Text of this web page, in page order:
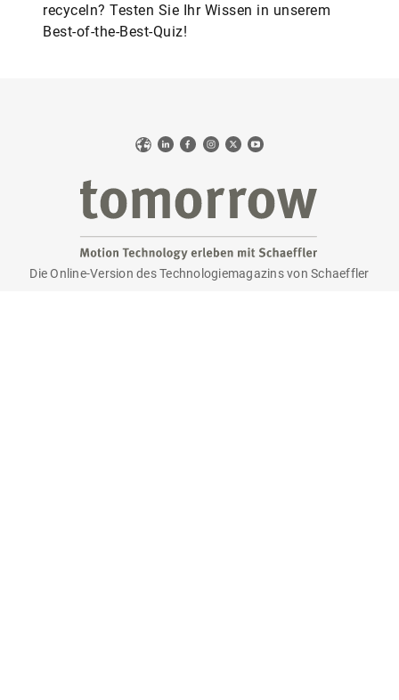
recyceln? Testen Sie Ihr Wissen in unserem
Best-of-the-Best-Quiz!
WebLinkedIn
Facebook
Instagram
X YouTube
tomorrow
Die Online-Version des Technologiemagazins von Schaeffler